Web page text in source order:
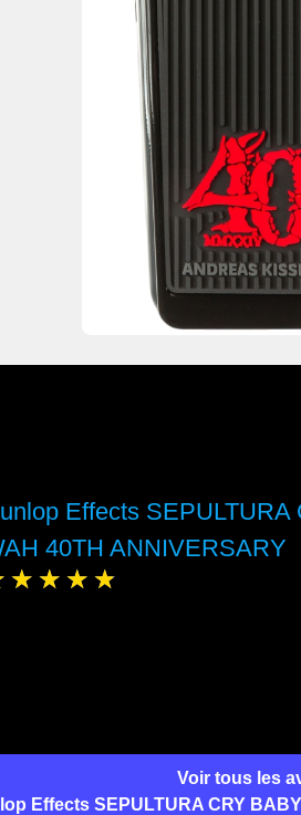
Effects SEPULTURA
40TH ANNIVERSARY
Voir tous les
Effects SEPULTURA CRY